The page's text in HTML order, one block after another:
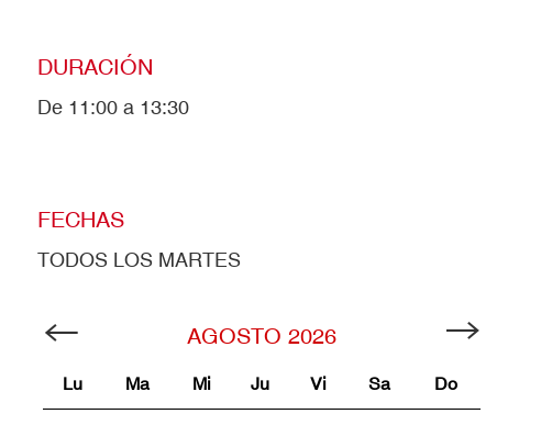
DURACIÓN
De 11:00 a 13:30
FECHAS
TODOS LOS MARTES
AGOSTO 2026
Lu Ma Mi Ju Vi Sa Do